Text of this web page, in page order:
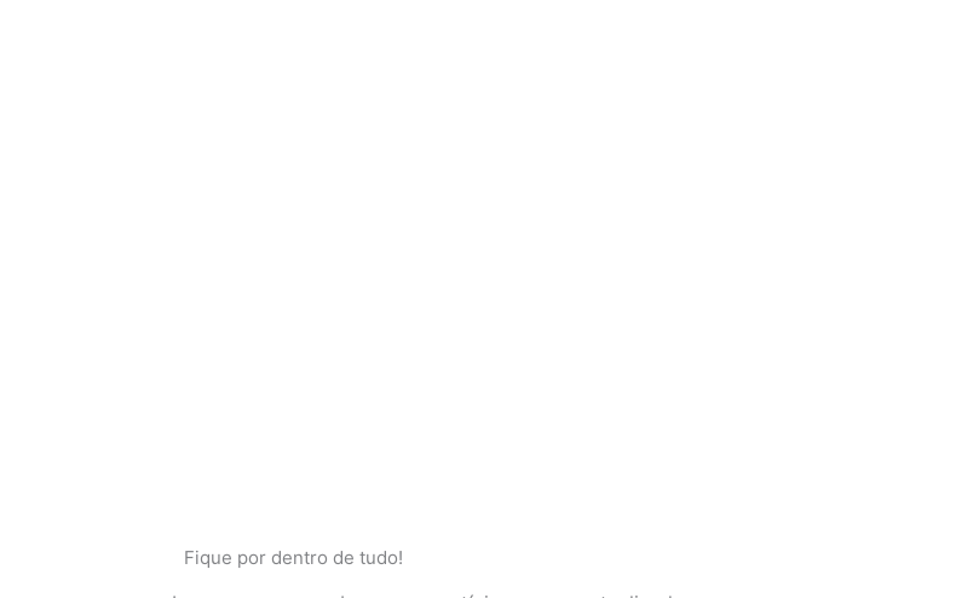
Fique por dentro de tudo!